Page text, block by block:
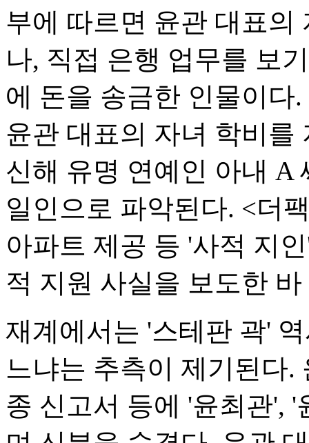
부에 따르면 윤관 대표의
나, 직접 은행 업무를 보
에 돈을 송금한 인물이다
윤관 대표의 자녀 학비를
신해 유명 연예인 아내 A
일인으로 파악된다. <더
아파트 제공 등 '사적 지
적 지원 사실을 보도한 바
재계에서는 '스테판 곽'
느냐는 추측이 제기된다.
종 신고서 등에 '윤최관',